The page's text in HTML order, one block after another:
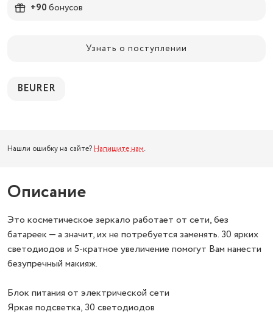
+90бонусов
Узнать о поступлении
BEURER
Нашли ошибку на сайте? Напишите нам.
Описание
Это косметическое зеркало работает от сети, без
батареек — а значит, их не потребуется заменять. 30 ярких
светодиодов и 5-кратное увеличение помогут Вам нанести
безупречный макияж.
Блок питания от электрической сети
Яркая подсветка, 30 светодиодов